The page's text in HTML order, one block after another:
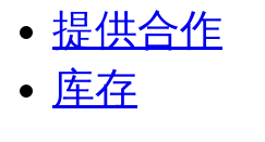
提供合作
库存